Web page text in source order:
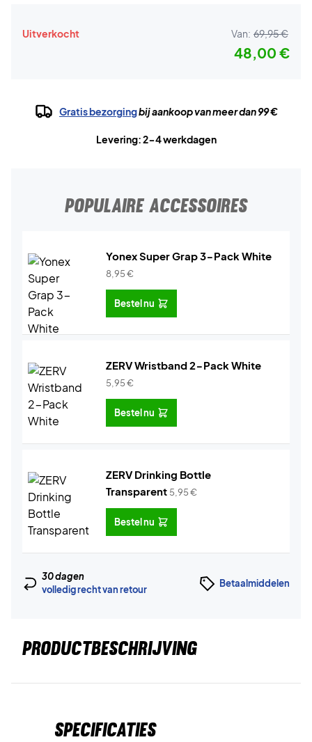
Uitverkocht Van: 69,95 €
48,00 €
Gratis bezorgingbij aankoop van meer dan 99 €
Levering: 2-4 werkdagen
POPULAIRE ACCESSOIRES
Yonex Super Grap 3-Pack White
8,95€
Bestel nu
ZERV Wristband 2-Pack White
5,95€
Bestel nu
ZERV Drinking Bottle
Transparent 5,95€
Bestel nu
30 dagen
volledig recht van retour
Betaalmiddelen
PRODUCTBESCHRIJVING
Specificaties